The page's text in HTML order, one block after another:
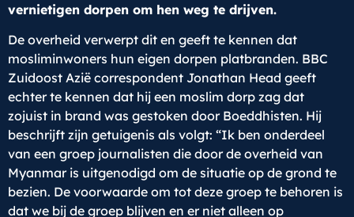
vernietigen dorpen om hen weg te drijven.
De overheid verwerpt dit en geeft te kennen dat
mosliminwoners hun eigen dorpen platbranden. BBC
Zuidoost Azië correspondent Jonathan Head geeft
echter te kennen dat hij een moslim dorp zag dat
zojuist in brand was gestoken door Boeddhisten. Hij
beschrijft zijn getuigenis als volgt: “Ik ben onderdeel
van een groep journalisten die door de overheid van
Myanmar is uitgenodigd om de situatie op de grond te
bezien. De voorwaarde om tot deze groep te behoren is
dat we bij de groep blijven en er niet alleen op